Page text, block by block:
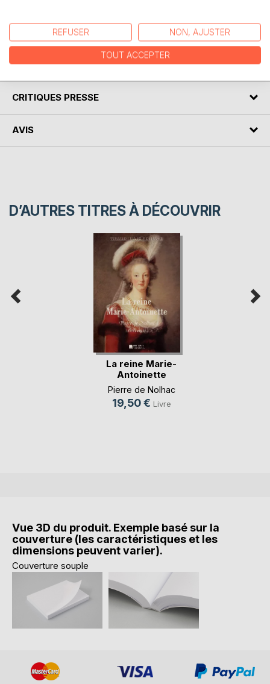
(Édition annotée.)
AUTEUR(S)
CRITIQUES PRESSE
AVIS
D’AUTRES TITRES À DÉCOUVRIR
La reine Marie-
Antoinette
Pierre de Nolhac
19,50 € Livre
Vue 3D du produit. Exemple basé sur la
couverture (les caractéristiques et les
dimensions peuvent varier).
Couverture souple
REFUSER NON, AJUSTER
TOUT ACCEPTER